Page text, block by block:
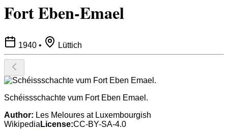
Fort Eben-Emael
1940 • Lüttich
Schéissschachte vum Fort Eben Emael.
Author: Les Meloures at Luxembourgish
Wikipedia License:CC-BY-SA-4.0